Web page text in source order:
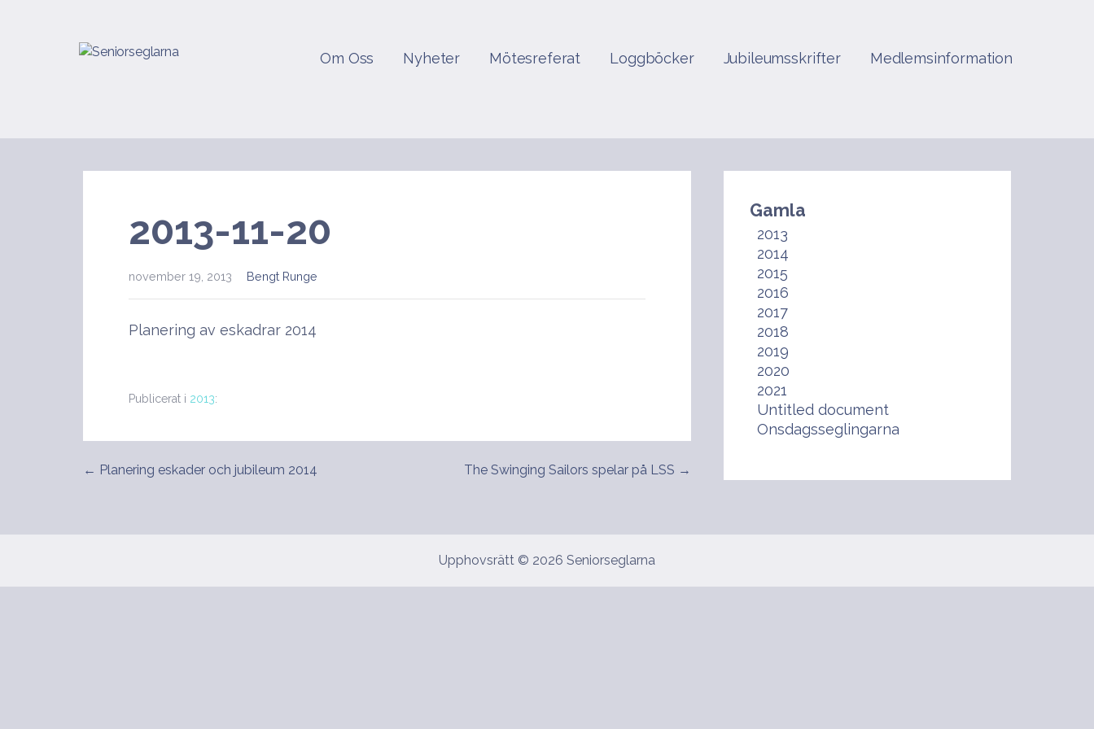
Om Oss Nyheter Mötesreferat Loggböcker Jubileumsskrifter Medlemsinformation
2013-11-20
november 19, 2013 Bengt Runge
Planering av eskadrar 2014
Publicerat i 2013:
Inläggsnavigering
← Planering eskader och jubileum 2014 The Swinging Sailors spelar på LSS →
Gamla
2013
2014
2015
2016
2017
2018
2019
2020
2021
Untitled document
Onsdagsseglingarna
Upphovsrätt © 2026 Seniorseglarna